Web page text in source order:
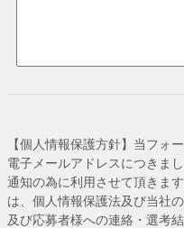
【個人情報保護方針】当フォ
電子メールアドレスにつきま
通知の為に利用させて頂きま
は、個人情報保護法及び当社
及び応募者様への連絡・選考